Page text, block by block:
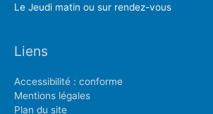
Le Jeudi matin ou sur rendez-vous
Liens
Accessibilité : conforme
Mentions légales
Plan du site